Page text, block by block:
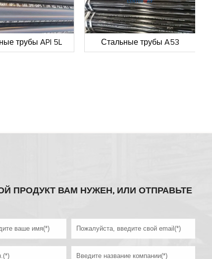
трубы API 5L Стальные трубы A53
ПРОДУКТ ВАМ НУЖЕН, ИЛИ ОТПРАВЬТЕ